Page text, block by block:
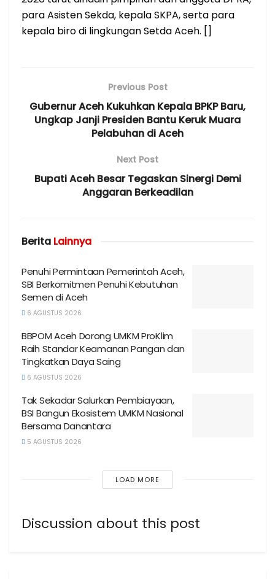
para Asisten Sekda, kepala SKPA, serta para
kepala biro di lingkungan Setda Aceh. []
Previous Post
Gubernur Aceh Kukuhkan Kepala BPKP Baru,
Ungkap Janji Presiden Bantu Keruk Muara
Pelabuhan di Aceh
Next Post
Bupati Aceh Besar Tegaskan Sinergi Demi
Anggaran Berkeadilan
Berita Lainnya
Penuhi Permintaan Pemerintah Aceh,
SBI Berkomitmen Penuhi Kebutuhan
Semen di Aceh
6 AGUSTUS 2026
BBPOM Aceh Dorong UMKM ProKlim
Raih Standar Keamanan Pangan dan
Tingkatkan Daya Saing
6 AGUSTUS 2026
Tak Sekadar Salurkan Pembiayaan,
BSI Bangun Ekosistem UMKM Nasional
Bersama Danantara
5 AGUSTUS 2026
LOAD MORE
Discussion about this post